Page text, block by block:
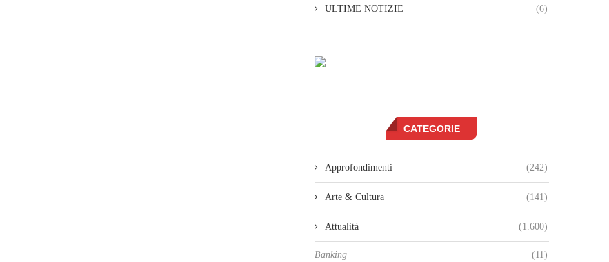
ULTIME NOTIZIE (6)
CATEGORIE
Approfondimenti (242)
Arte & Cultura (141)
Attualità (1.600)
Banking (11)